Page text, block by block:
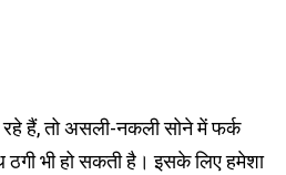
हैं, तो असली-नकली सोने में फर्क
भी हो सकती है। इसके लिए हमेशा